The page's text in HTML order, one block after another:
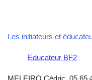
Les initiateurs et
Educateur BF2
MELEIRO Cédric